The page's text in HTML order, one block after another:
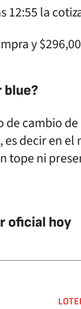
12:55 la
y
blue?
de cambio
decir en
tope ni
oficial hoy